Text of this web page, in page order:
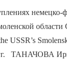
USSR’s
ТАНАЧОВА